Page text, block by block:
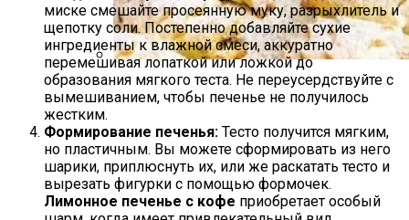
Домашние Рогалики «Баунти»:
Бюджетный Десерт К Чаю
миске смешайте просеянную муку, разрыхлитель и
щепотку соли. Постепенно добавляйте сухие
ингредиенты к влажной смеси, аккуратно
перемешивая лопаткой или ложкой до
образования мягкого теста. Не переусердствуйте с
вымешиванием, чтобы печенье не получилось
жестким.
Формирование печенья: Тесто получится мягким,
но пластичным. Вы можете сформировать из него
шарики, приплюснуть их, или же раскатать тесто и
вырезать фигурки с помощью формочек.
Лимонное печенье с кофе приобретает особый